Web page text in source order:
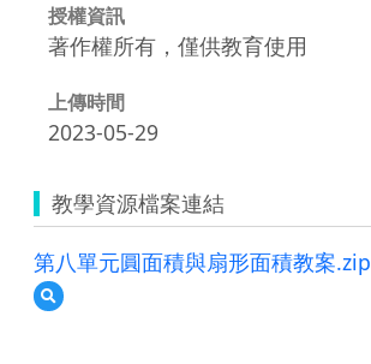
授權資訊
著作權所有，僅供教育使用
上傳時間
2023-05-29
教學資源檔案連結
第八單元圓面積與扇形面積教案.zip
預
覽